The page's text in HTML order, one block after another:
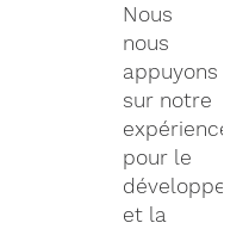
Nous
nous
appuyons
sur notre
expérience
pour le
et la